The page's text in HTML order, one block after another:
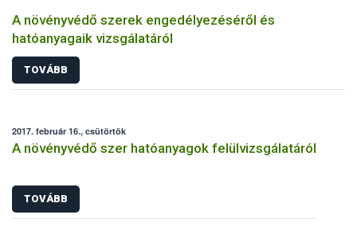
A növényvédő szerek engedélyezéséről és
hatóanyagaik vizsgálatáról
TOVÁBB
2017. február 16., csütörtök
A növényvédő szer hatóanyagok felülvizsgálatáról
TOVÁBB